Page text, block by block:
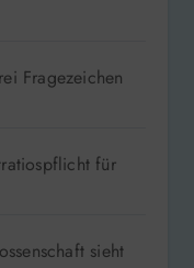
Fragezeichen
für
sieht